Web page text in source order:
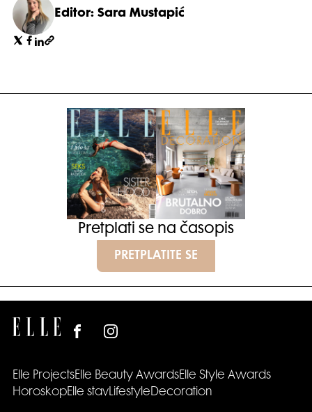
Editor: Sara Mustapić
Pretplati se na časopis
PRETPLATITE SE
Elle ProjectsElle Beauty AwardsElle Style Awards
HoroskopElle stavLifestyleDecoration